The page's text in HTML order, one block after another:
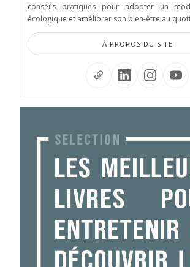
conseils pratiques pour adopter un
écologique et améliorer son bien-être au
À PROPOS DU SITE